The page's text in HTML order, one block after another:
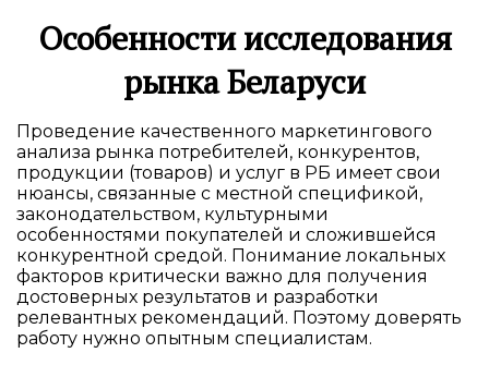
Особенности исследования
рынка Беларуси
Проведение качественного маркетингового
анализа рынка потребителей, конкурентов,
продукции (товаров) и услуг в РБ имеет свои
нюансы, связанные с местной спецификой,
законодательством, культурными
особенностями покупателей и сложившейся
конкурентной средой. Понимание локальных
факторов критически важно для получения
достоверных результатов и разработки
релевантных рекомендаций. Поэтому доверять
работу нужно опытным специалистам.